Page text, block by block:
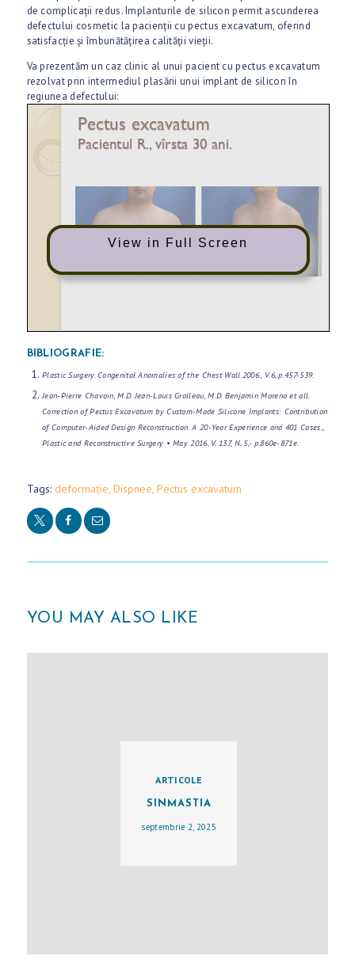
de complicații redus. Implanturile de silicon permit ascunderea
defectului cosmetic la pacienții cu pectus excavatum, oferind
satisfacție și îmbunătățirea calității vieții.
Va prezentăm un caz clinic al unui pacient cu pectus excavatum
rezolvat prin intermediul plasării unui implant de silicon în
regiunea defectului:
View in Full Screen
BIBLIOGRAFIE:
Plastic Surgery. Congenital Anomalies of the Chest Wall.2006., V.6, p.457-539.
Jean-Pierre Chavoin, M.D. Jean-Louis Grolleau, M.D. Benjamin Moreno et all.
Correction of Pectus Excavatum by Custom-Made Silicone Implants: Contribution
of Computer-Aided Design Reconstruction. A 20-Year Experience and 401 Cases.,
Plastic and Reconstructive Surgery • May 2016, V. 137, N. 5,- p.860e-871e.
Tags: deformație, Dispnee, Pectus excavatum
YOU MAY ALSO LIKE
ARTICOLE
SINMASTIA
septembrie 2, 2025